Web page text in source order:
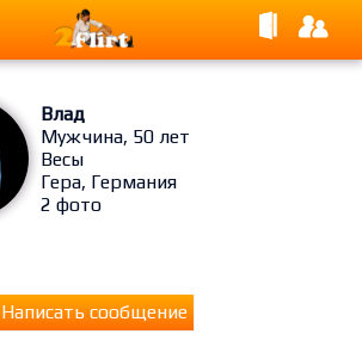
Влад
Мужчина, 50 лет
Весы
Гера, Германия
2 фото
Написать сообщение